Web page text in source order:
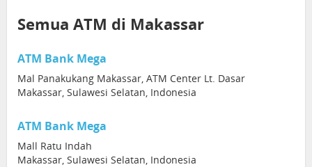
Semua ATM di Makassar
ATM Bank Mega
Mal Panakukang Makassar, ATM Center Lt. Dasar
Makassar, Sulawesi Selatan, Indonesia
ATM Bank Mega
Mall Ratu Indah
Makassar, Sulawesi Selatan, Indonesia